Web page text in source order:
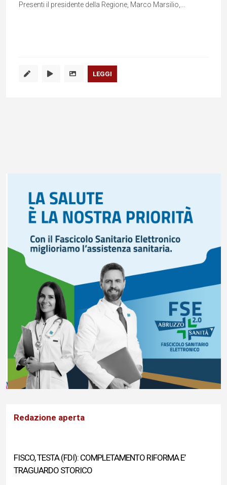
Presenti il presidente della Regione, Marco Marsilio,...
LEGGI
Redazione aperta
FISCO, TESTA (FDI): COMPLETAMENTO RIFORMA E’
TRAGUARDO STORICO